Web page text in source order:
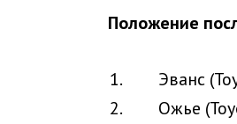
Положение
1. Эванс
2.
Ожье